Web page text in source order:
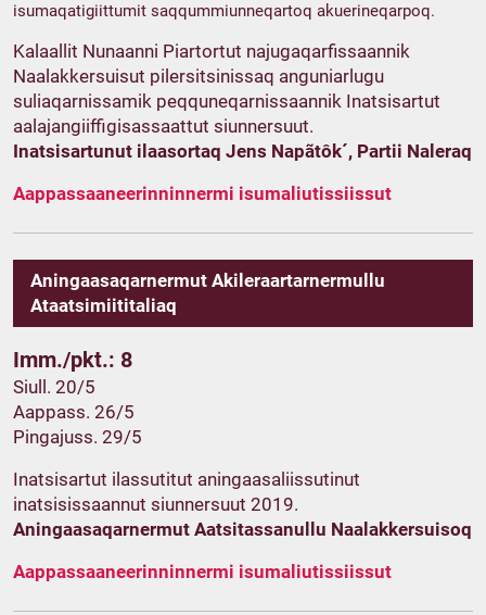
isumaqatigiittumit saqqummiunneqartoq akuerineqarpoq.
Kalaallit Nunaanni Piartortut najugaqarfissaannik
Naalakkersuisut pilersitsinissaq anguniarlugu
suliaqarnissamik peqquneqarnissaannik Inatsisartut
aalajangiiffigisassaattut siunnersuut.
Inatsisartunut ilaasortaq Jens Napãtôk´, Partii Naleraq
Aappassaaneerinninnermi isumaliutissiissut
Aningaasaqarnermut Akileraartarnermullu
Ataatsimiititaliaq
Imm./pkt.: 8
Siull. 20/5
Aappass. 26/5
Pingajuss. 29/5
Inatsisartut ilassutitut aningaasaliissutinut
inatsisissaannut siunnersuut 2019.
Aningaasaqarnermut Aatsitassanullu Naalakkersuisoq
Aappassaaneerinninnermi isumaliutissiissut